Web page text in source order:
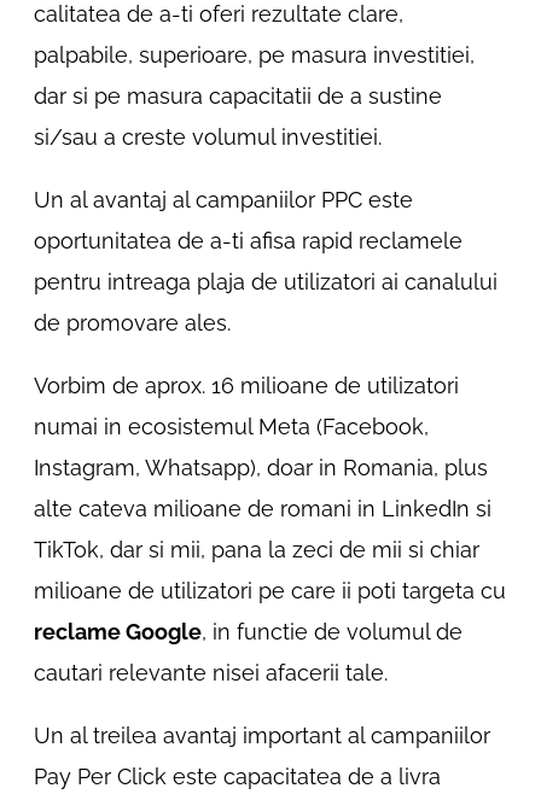
calitatea de a-ti oferi rezultate clare,
palpabile, superioare, pe masura investitiei,
dar si pe masura capacitatii de a sustine
si/sau a creste volumul investitiei.
Un al avantaj al campaniilor PPC este
oportunitatea de a-ti afisa rapid reclamele
pentru intreaga plaja de utilizatori ai canalului
de promovare ales.
Vorbim de aprox. 16 milioane de utilizatori
numai in ecosistemul Meta (Facebook,
Instagram, Whatsapp), doar in Romania, plus
alte cateva milioane de romani in LinkedIn si
TikTok, dar si mii, pana la zeci de mii si chiar
milioane de utilizatori pe care ii poti targeta cu
reclame Google, in functie de volumul de
cautari relevante nisei afacerii tale.
Un al treilea avantaj important al campaniilor
Pay Per Click este capacitatea de a livra